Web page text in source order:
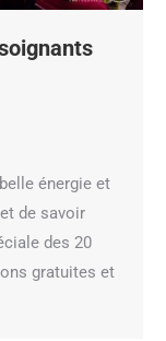
énergie et
de savoir
des 20
gratuites et